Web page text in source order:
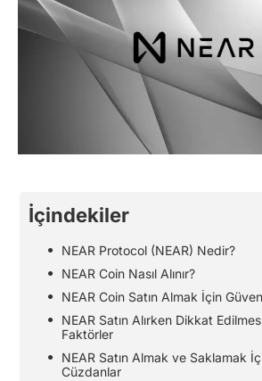
İçindekiler
NEAR Protocol (NEAR) Nedir?
NEAR Coin Nasıl Alınır?
NEAR Coin Satın Almak İçin
NEAR Satın Alırken Dikkat
Faktörler
NEAR Satın Almak ve Saklamak
Cüzdanlar